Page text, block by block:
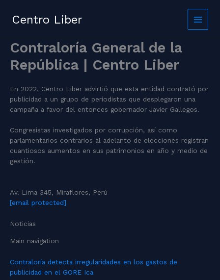
contentCentro Liber
Contraloría General de la
República | Centro Liber
En 2022, Centro Liber advirtió que esta entidad contrató por
publicidad a un grupo de periodistas que desplegaron una
campaña a favor del entonces gobernador Javier Gallegos.
Congresistas investigados por corrupción, así como
parlamentarios contrarios al adelanto de elecciones registran
cuantiosos aumentos en sus patrimonios en año y medio de
gestión.
Av. Lima 345, Miraflores, Perú
[email protected]
Noticias
Main navigation
Contraloría detecta irregularidades en los gastos de
publicidad en el GORE Ica